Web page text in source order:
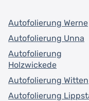
Autofolierung Werne
Autofolierung Unna
Autofolierung
Holzwickede
Autofolierung Witten
Autofolierung